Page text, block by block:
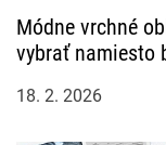
Módne vrchné
vybrať namiesto
18. 2. 2026